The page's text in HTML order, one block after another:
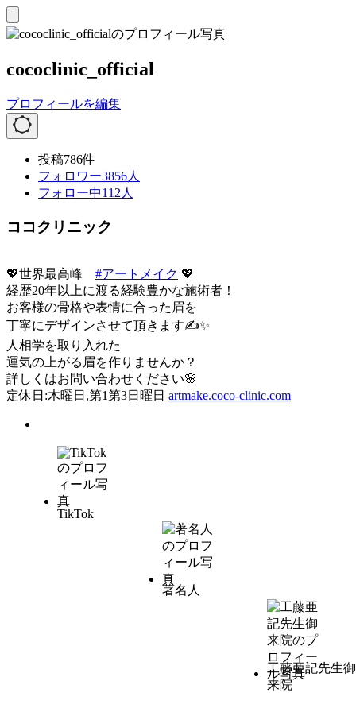
cococlinic_official
プロフィールを編集
投稿786件
フォロワー3856人
フォロー中112 人
ココクリニック
💖世界最高峰 #アートメイク 💖
経歴20年以上に渡る経験豊かな施術者！
お客様の骨格や表情に合った眉を
丁寧にデザインさせて頂きます✍️✨
人相学を取り入れた
運気の上がる眉を作りませんか？
詳しくはお問い合わせください🌸
定休日:木曜日,第1第3日曜日 artmake.coco-clinic.com
TikTok
著名人
工藤亜記先生御
来院